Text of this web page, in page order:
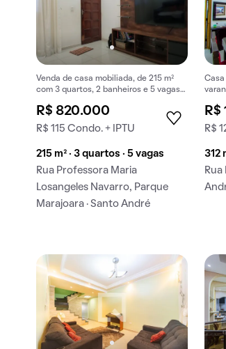
Venda de casa mobiliada, de 215 m²
com 3 quartos, 2 banheiros e 5 vagas
R$ 820.000
R$ 115 Condo. + IPTU
215 m² · 3 quartos · 5 vagas
Rua Professora Maria
Losangeles Navarro, Parque
Marajoara · Santo André
Casa
R$
312
Rua